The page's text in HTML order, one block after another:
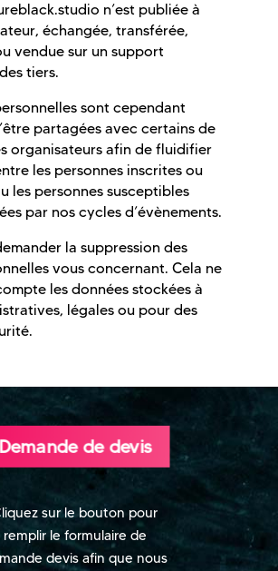
n’est publiée à
échangée, transférée,
vendue sur un support
tiers.
sont cependant
partagées avec certains de
organisateurs afin de fluidifier
les personnes inscrites ou
les personnes susceptibles
par nos cycles d’évènements.
la suppression des
vous concernant. Cela ne
les données stockées à
légales ou pour des
Demande de devis
sur le bouton pour
remplir le formulaire de
devis afin que nous